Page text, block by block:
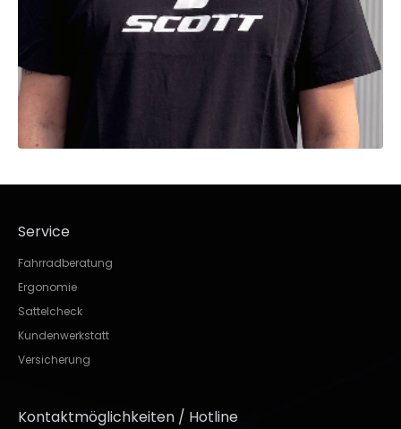
Service
Fahrradberatung
Ergonomie
Sattelcheck
Kundenwerkstatt
Versicherung
Kontaktmöglichkeiten / Hotline